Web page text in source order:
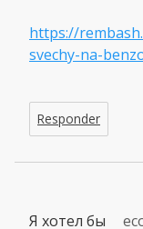
https://
svechy-na-
Responder
Я хотел бы